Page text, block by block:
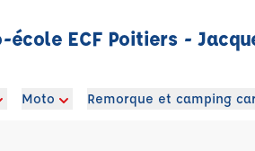
école ECF Poitiers -
Moto Remorque et camping